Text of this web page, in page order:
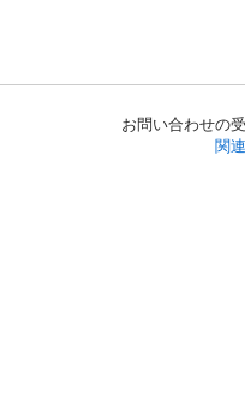
お問い合わせの
関